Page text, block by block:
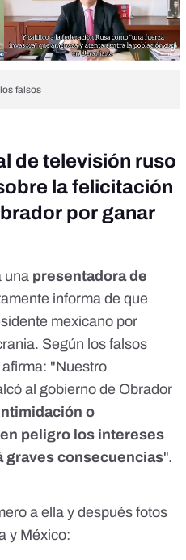
falsos
de televisión ruso
la felicitación
por ganar
una presentadora de
informa de que
mexicano por
Según los falsos
"Nuestro
al gobierno de Obrador
o
peligro los intereses
graves consecuencias".
a ella y después fotos
y México: